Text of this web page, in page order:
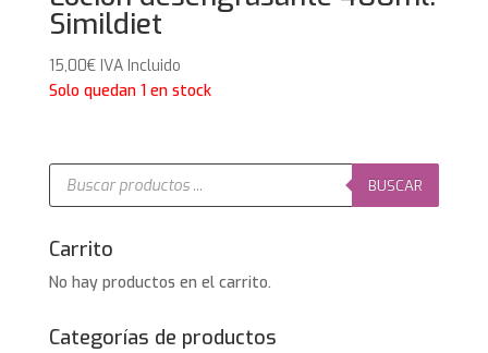
Simildiet
15,00€ IVA Incluido
Solo quedan 1 en stock
Búsqueda
productos
BUSCAR
Carrito
No hay productos en el carrito.
Categorías de productos